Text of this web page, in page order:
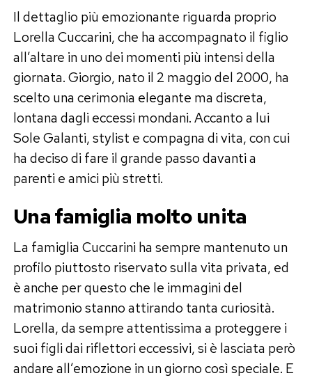
Il dettaglio più emozionante riguarda proprio
Lorella Cuccarini, che ha accompagnato il figlio
all’altare in uno dei momenti più intensi della
giornata. Giorgio, nato il 2 maggio del 2000, ha
scelto una cerimonia elegante ma discreta,
lontana dagli eccessi mondani. Accanto a lui
Sole Galanti, stylist e compagna di vita, con cui
ha deciso di fare il grande passo davanti a
parenti e amici più stretti.
Una famiglia molto unita
La famiglia Cuccarini ha sempre mantenuto un
profilo piuttosto riservato sulla vita privata, ed
è anche per questo che le immagini del
matrimonio stanno attirando tanta curiosità.
Lorella, da sempre attentissima a proteggere i
suoi figli dai riflettori eccessivi, si è lasciata però
andare all’emozione in un giorno così speciale. E